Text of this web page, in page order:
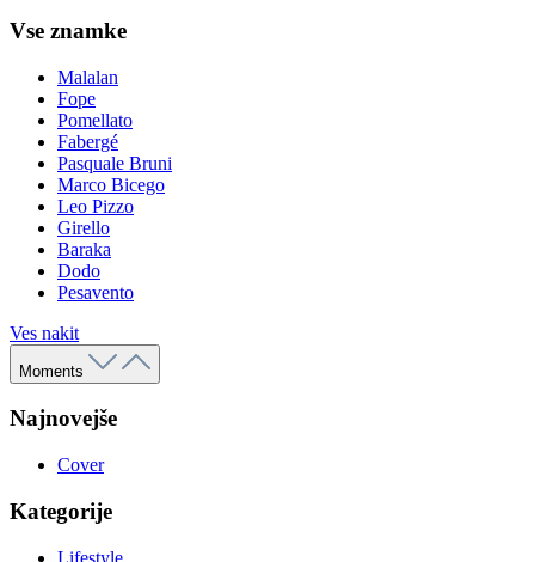
Vse znamke
Malalan
Fope
Pomellato
Fabergé
Pasquale Bruni
Marco Bicego
Leo Pizzo
Girello
Baraka
Dodo
Pesavento
Ves nakit
Moments
Najnovejše
Cover
Kategorije
Lifestyle